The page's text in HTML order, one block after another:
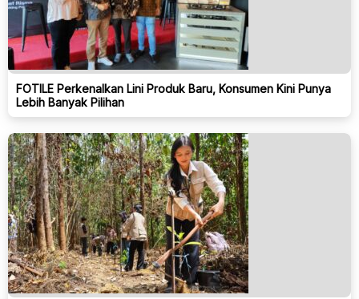
FOTILE Perkenalkan Lini Produk Baru, Konsumen Kini Punya
Lebih Banyak Pilihan